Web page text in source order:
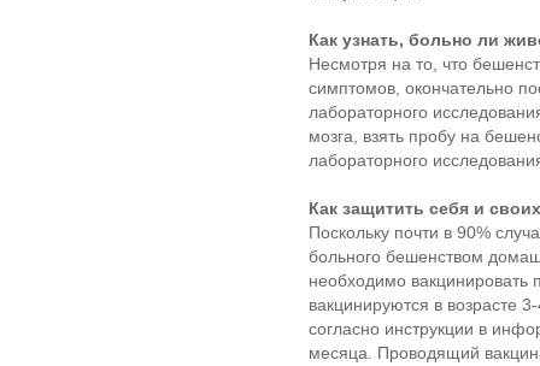
Как узнать, больно ли
Несмотря на то, что
симптомов, окончательно
лабораторного
мозга, взять пробу на
лабораторного
Как защитить себя и
Поскольку почти в 90%
больного бешенством
необходимо вакцинировать
вакцинируются в возрасте
согласно инструкции в
месяца. Проводящий